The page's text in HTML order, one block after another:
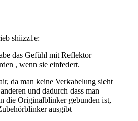
shiizz1e:
das Gefühl mit Reflektor
, wenn sie einfedert.
da man keine Verkabelung sieht
und dadurch dass man
die Originalblinker gebunden ist,
ausgibt